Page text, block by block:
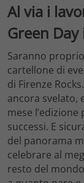
Al via i
Green
Saranno
cartellone di
di Firenze
ancora svelato,
mese
successi. E
del panorama
celebrare al
resto del